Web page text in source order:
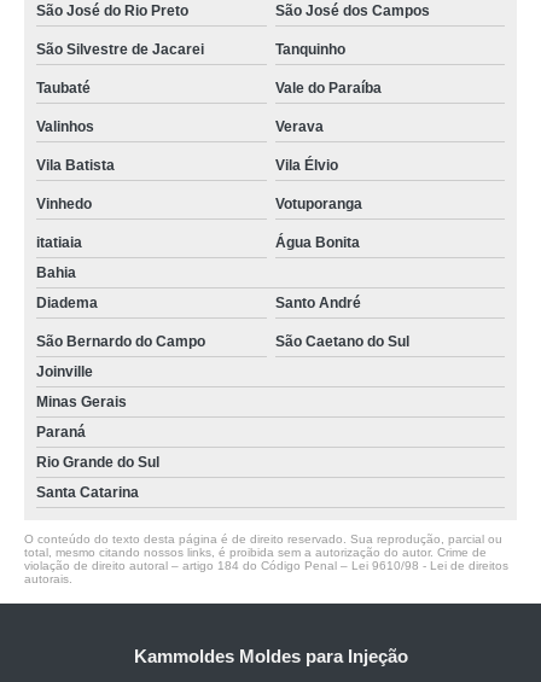
São José do Rio Preto São José dos Campos
São Silvestre de Jacarei Tanquinho
Taubaté Vale do Paraíba
Valinhos Verava
Vila Batista Vila Élvio
Vinhedo Votuporanga
itatiaia
Água Bonita
Bahia
Diadema
Santo André
São Bernardo do Campo
São Caetano do Sul
Joinville
Minas Gerais
Paraná
Rio Grande do Sul
Santa Catarina
O conteúdo do texto desta página é de direito reservado. Sua reprodução, parcial ou
total, mesmo citando nossos links, é proibida sem a autorização do autor. Crime de
violação de direito autoral – artigo 184 do Código Penal – Lei 9610/98 - Lei de direitos
autorais
Kammoldes Moldes para Injeção